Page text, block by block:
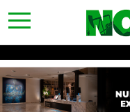
toggle
navigation